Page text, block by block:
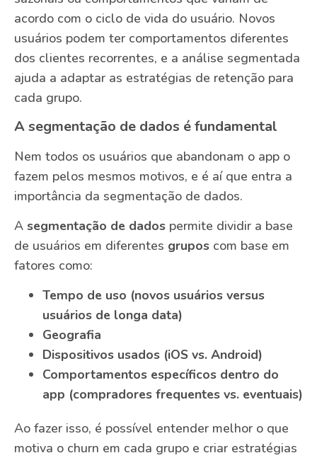
acordo com o ciclo de vida do usuário. Novos
usuários podem ter comportamentos diferentes
dos clientes recorrentes, e a análise segmentada
ajuda a adaptar as estratégias de retenção para
cada grupo.
A segmentação de dados é fundamental
Nem todos os usuários que abandonam o app o
fazem pelos mesmos motivos, e é aí que entra a
importância da segmentação de dados.
A segmentação de dados permite dividir a base
de usuários em diferentes grupos com base em
fatores como:
Tempo de uso (novos usuários versus
usuários de longa data)
Geografia
Dispositivos usados (iOS vs. Android)
Comportamentos específicos dentro do
app (compradores frequentes vs. eventuais)
Ao fazer isso, é possível entender melhor o que
motiva o churn em cada grupo e criar estratégias